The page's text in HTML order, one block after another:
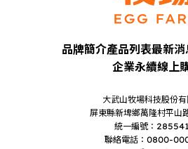
品牌簡介產品列表最新消
企業永續線上
大武山牧場科技股份有
屏東縣新埤鄉萬隆村平山
統一編號：
聯絡電話：0800-